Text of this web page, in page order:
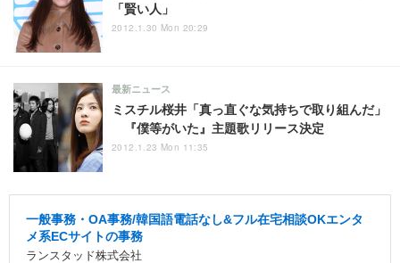
「賢い人」
2012.1.30 Mon 20:29
ミスチル桜井「真っ直ぐな気持ちで取り組んだ」
『僕等がいた』主題歌リリース決定
最新ニュース
2012.1.23 Mon 11:35
一般事務・OA事務/韓国語電話なし&フル在宅相談OKエンタ
メ系ECサイトの事務
ランスタッド株式会社